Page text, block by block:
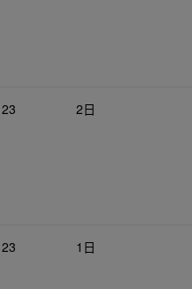
23 2日
23 1日